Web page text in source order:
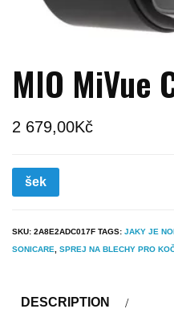
MIO MiVue
2 679,00Kč
šek
SKU: 2A8E2ADC017F TAGS: JAKY JE
SONICARE
SPREJ NA BLECHY PRO
DESCRIPTION